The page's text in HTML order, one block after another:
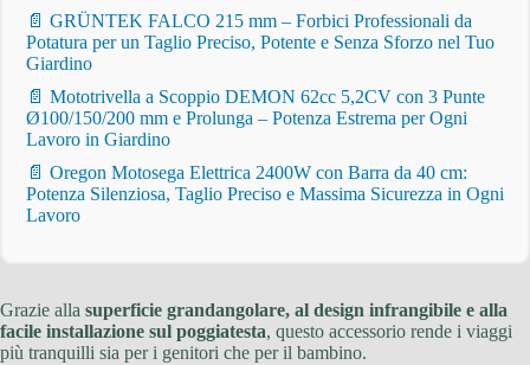
📄 GRÜNTEK FALCO 215 mm – Forbici Professionali da
Potatura per un Taglio Preciso, Potente e Senza Sforzo nel Tuo
Giardino
📄 Mototrivella a Scoppio DEMON 62cc 5,2CV con 3 Punte
Ø100/150/200 mm e Prolunga – Potenza Estrema per Ogni
Lavoro in Giardino
📄 Oregon Motosega Elettrica 2400W con Barra da 40 cm:
Potenza Silenziosa, Taglio Preciso e Massima Sicurezza in Ogni
Lavoro
Grazie alla superficie grandangolare, al design infrangibile e alla
facile installazione sul poggiatesta, questo accessorio rende i viaggi
più tranquilli sia per i genitori che per il bambino.